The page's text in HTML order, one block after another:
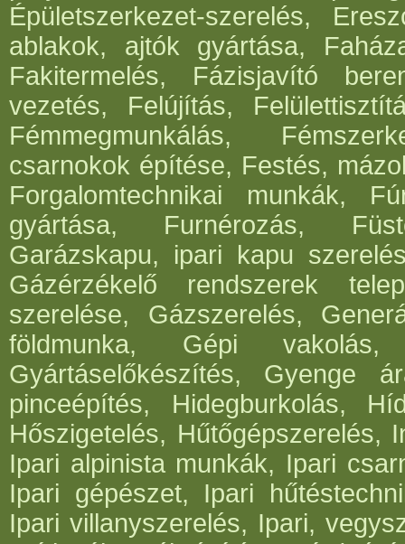
Épületszerkezet-szerelés,
ablakok, ajtók gyártása,
Fakitermelés, Fázisjavító
vezetés, Felújítás,
Fémmegmunkálás,
csarnokok építése, Festés,
Forgalomtechnikai munkák,
gyártása, Furnérozás,
Garázskapu, ipari kapu
Gázérzékelő rendszerek
szerelése, Gázszerelés,
földmunka, Gépi vakolás,
Gyártáselőkészítés, Gyenge
pinceépítés, Hidegburkolás,
Hőszigetelés, Hűtőgépszerelés,
Ipari alpinista munkák, Ipari
Ipari gépészet, Ipari
Ipari villanyszerelés, Ipari,